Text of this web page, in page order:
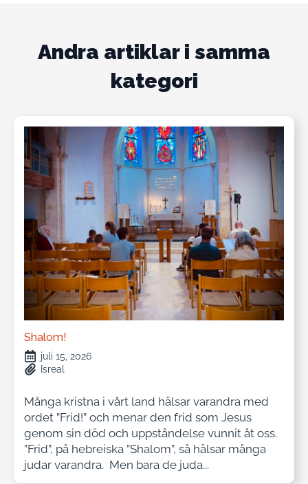
Andra artiklar i samma
kategori
Shalom!
juli 15, 2026
Isreal
Många kristna i vårt land hälsar varandra med
ordet ”Frid!” och menar den frid som Jesus
genom sin död och uppståndelse vunnit åt oss.
”Frid”, på hebreiska ”Shalom”, så hälsar många
judar varandra. Men bara de juda...